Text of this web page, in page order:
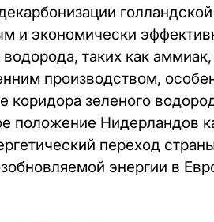
и экономически
таких как
производством,
коридора зеленого
положение Нидерландов
переход
энергии в